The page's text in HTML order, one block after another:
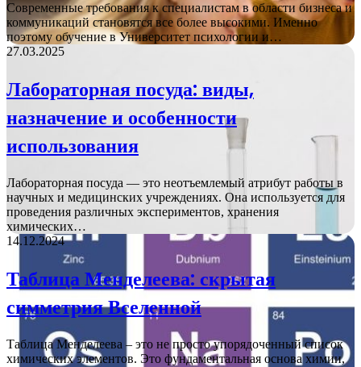
Современные требования к специалистам в области бизнеса и
коммуникаций становятся все более высокими. Именно
поэтому обучение в Университет психологии и…
27.03.2025
Лабораторная посуда: виды,
назначение и особенности
использования
Лабораторная посуда — это неотъемлемый атрибут работы в
научных и медицинских учреждениях. Она используется для
проведения различных экспериментов, хранения
химических…
14.12.2024
Таблица Менделеева: скрытая
симметрия Вселенной
Таблица Менделеева – это не просто упорядоченный список
химических элементов. Это фундаментальная основа химии,